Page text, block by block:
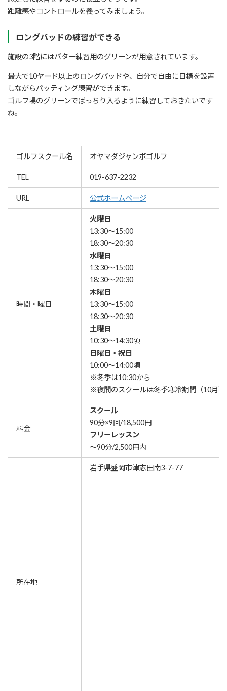
距離感やコントロールを養ってみましょう。
ロングパッドの練習ができる
施設の3階にはパター練習用のグリーンが用意されています。
最大で10ヤード以上のロングパッドや、自分で自由に目標を設置
しながらパッティング練習ができます。
ゴルフ場のグリーンでばっちり入るように練習しておきたいです
ね。
ゴルフスクール名 オヤマダジャンボゴルフ
TEL 019-637-2232
URL 公式ホームページ
時間・曜日
火曜日
13:30〜15:00
18:30〜20:30
水曜日
13:30〜15:00
18:30〜20:30
木曜日
13:30〜15:00
18:30〜20:30
土曜日
10:30〜14:30頃
日曜日・祝日
10:00〜14:00頃
※冬季は10:30から
※夜間のスクールは冬季寒冷期間（10月
料金
スクール
90分×9回/18,500円
フリーレッスン
〜90分/2,500円内
所在地
岩手県盛岡市津志田南3-7-77